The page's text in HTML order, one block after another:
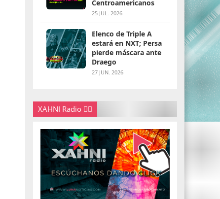
Centroamericanos
25 JUL. 2026
Elenco de Triple A
estará en NXT; Persa
pierde máscara ante
Draego
27 JUN. 2026
XAHNI Radio 👇🏽